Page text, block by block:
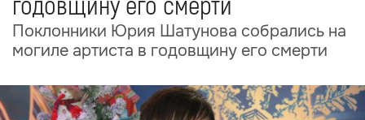
годовщину его смерти
Поклонники Юрия Шатунова собрались на
могиле артиста в годовщину его смерти